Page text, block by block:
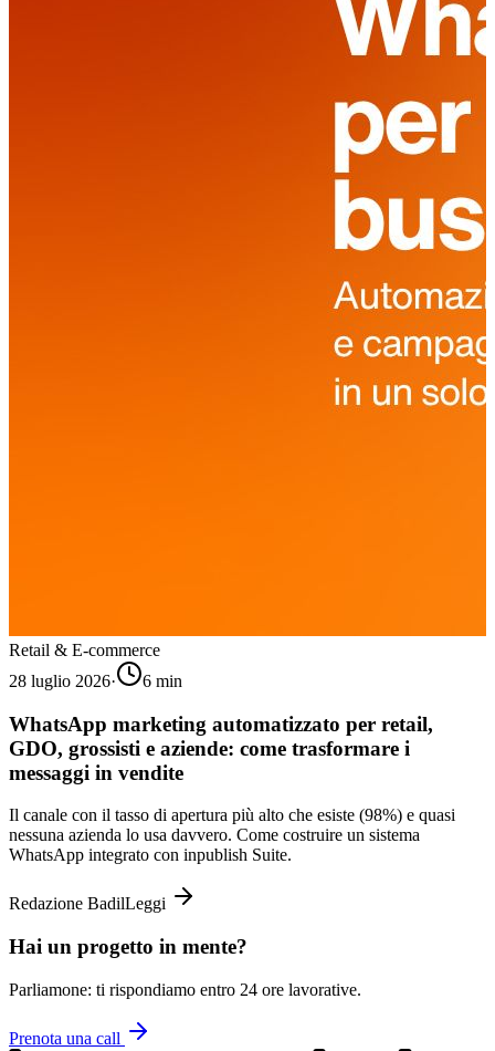
Retail & E-commerce
28 luglio 2026· 6 min
WhatsApp marketing automatizzato per retail,
GDO, grossisti e aziende: come trasformare i
messaggi in vendite
Il canale con il tasso di apertura più alto che esiste (98%) e quasi
nessuna azienda lo usa davvero. Come costruire un sistema
WhatsApp integrato con inpublish Suite.
Redazione BadilLeggi
Hai un progetto in mente?
Parliamone: ti rispondiamo entro 24 ore lavorative.
Prenota una call